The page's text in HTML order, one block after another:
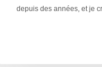
depuis des années, et je